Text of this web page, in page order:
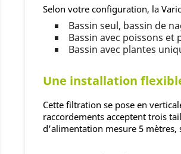
Selon votre configuration, la
Bassin seul, bassin de
Bassin avec poissons et
Bassin avec plantes
Une installation
Cette filtration se pose en
raccordements acceptent trois
d'alimentation mesure 5